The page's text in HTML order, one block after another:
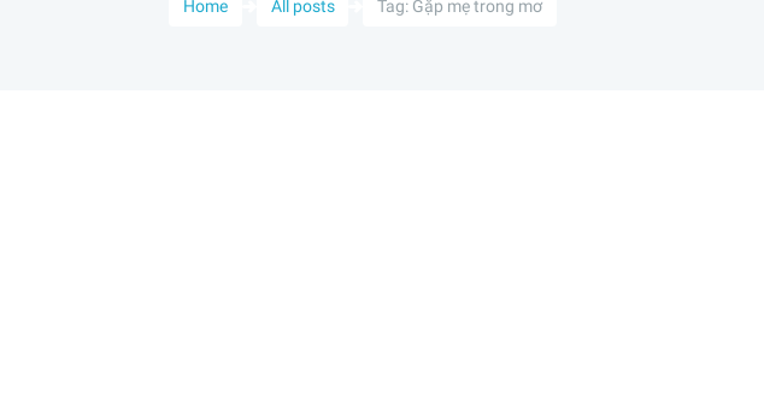
Home All posts Tag: Gặp mẹ trong mơ